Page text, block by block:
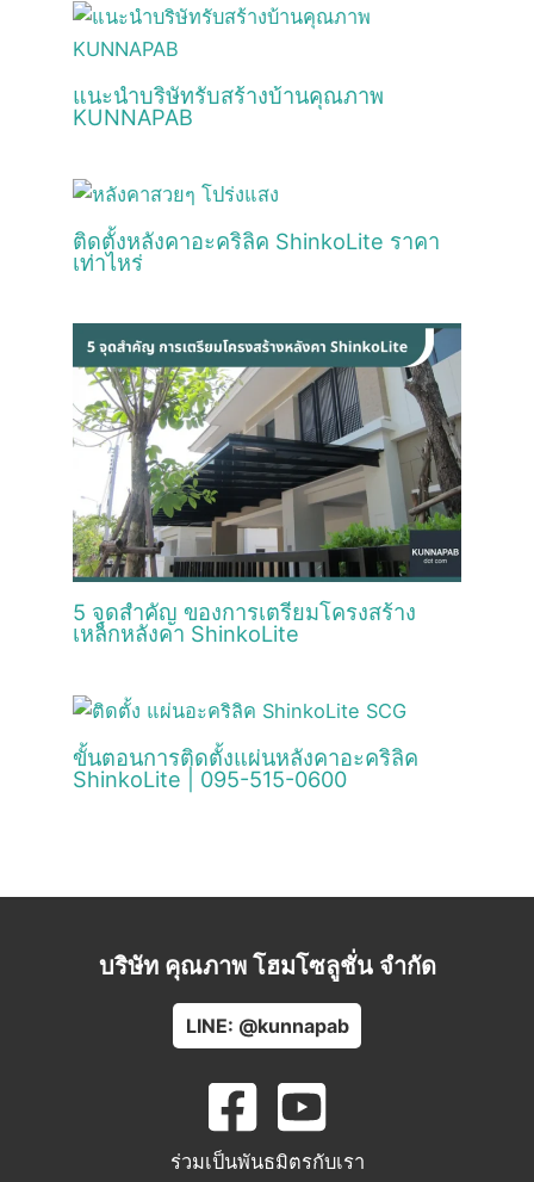
แนะนำบริษัทรับสร้างบ้านคุณภาพ
KUNNAPAB
ติดตั้งหลังคาอะคริลิค ShinkoLite ราคา
เท่าไหร่
5 จุดสำคัญ ของการเตรียมโครงสร้าง
เหล็กหลังคา ShinkoLite
ขั้นตอนการติดตั้งแผ่นหลังคาอะคริลิค
ShinkoLite | 095-515-0600
บริษัท คุณภาพ โฮมโซลูชั่น จำกัด
LINE: @kunnapab
ร่วมเป็นพันธมิตรกับเรา